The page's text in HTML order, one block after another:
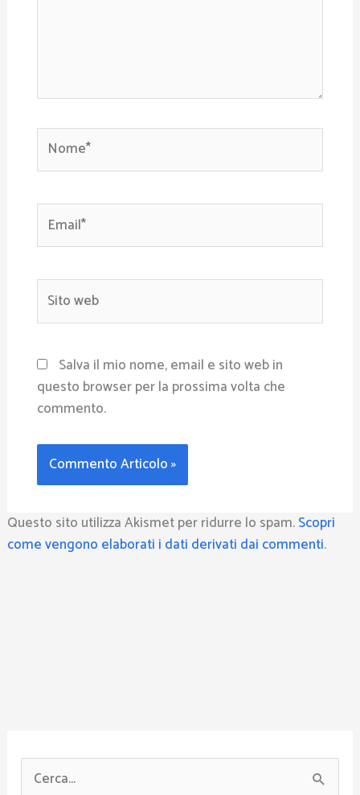
web
Salva il mio nome, email e sito web in
questo browser per la prossima volta che
commento.
Questo sito utilizza Akismet per ridurre lo spam.Scopri
come vengono elaborati i dati derivati dai commenti.